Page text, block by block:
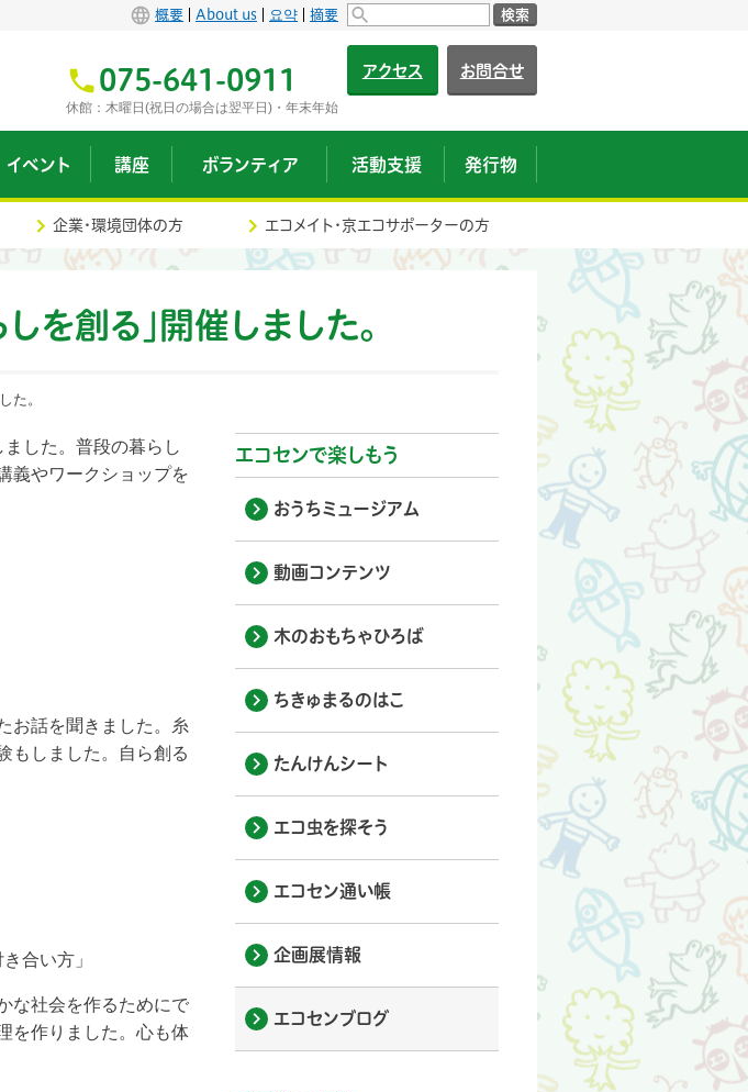
概要 About us 요약 摘要 検索
075-641-0911
休館：木曜日(祝日の場合は翌平日)・年末年始
アクセス お問合せ
イベント 講座 ボランティア 活動支援 発行物
企業・環境団体の方 エコメイト・京エコサポーターの方
を創る」開催しました。
た。
した。普段の暮らし
義やワークショップを
お話を聞きました。糸
もしました。自ら創る
合い方」
な社会を作るためにで
を作りました。心も体
エコセンで楽しもう
おうちミュージアム
動画コンテンツ
木のおもちゃひろば
ちきゅまるのはこ
たんけんシート
エコ虫を探そう
エコセン通い帳
企画展情報
エコセンブログ